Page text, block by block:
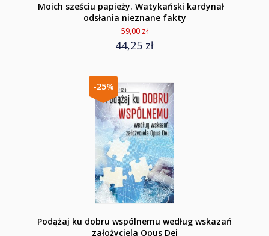
Moich sześciu papieży. Watykański kardynał
odsłania nieznane fakty
59,00 zł
44,25 zł
-25%
Podążaj ku dobru wspólnemu według wskazań
założyciela Opus Dei